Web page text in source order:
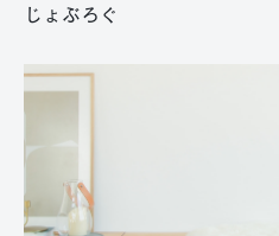
じょぶろぐ